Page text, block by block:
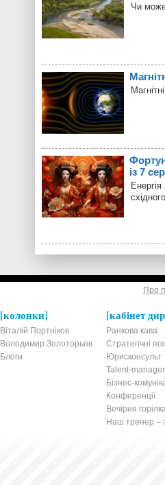
Чи може
із 7
Про
колонки
Віталій Портніков
Володимир Золоторьов
Блоги
кабінет
Ранкова кава
Стратегічні
Юрисконсульт
Talent-
Бізнес-
Конференції
Вечірня
Наш тренер –